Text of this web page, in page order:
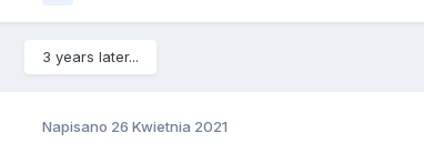
3 years later...
Napisano 26 Kwietnia 2021